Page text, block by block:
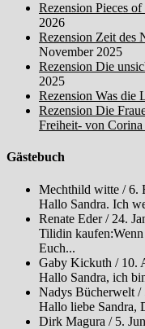
Rezension Pieces
2026
Rezension Zeit des
November 2025
Rezension Die
2025
Rezension Was die
Rezension Die
Freiheit- von Corina
Gästebuch
Mechthild witte /6.
Hallo Sandra. Ich
Renate Eder/ 24.
Tilidin
Euch...
Gaby Kickuth / 10.
Hallo Sandra, ich
Nadys Bücherwelt /
Hallo liebe Sandra,
Dirk Magura / 5.